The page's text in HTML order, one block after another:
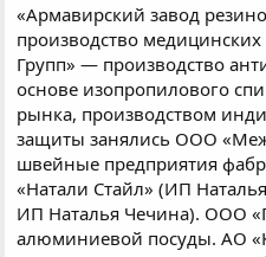
«Армавирский завод
производство
Групп» — производство
основе изопропилового
рынка, производством
защиты занялись ООО
швейные предприятия
«Натали Стайл» (ИП
ИП Наталья Чечина). ООО
алюминиевой посуды. АО